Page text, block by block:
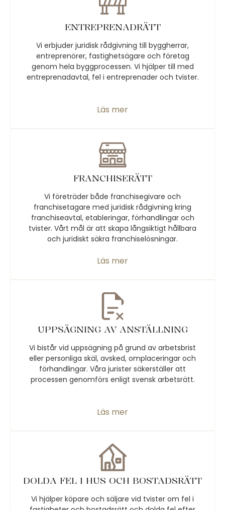
ENTREPRENADRÄTT
Vi erbjuder juridisk rådgivning till byggherrar,
entreprenörer, fastighetsägare och företag
genom hela byggprocessen. Vi hjälper till med
entreprenadavtal, fel i entreprenader och tvister.
Läs mer
FRANCHISERÄTT
Vi företräder både franchisegivare och
franchisetagare med juridisk rådgivning kring
franchiseavtal, etableringar, förhandlingar och
tvister. Vårt mål är att skapa långsiktigt hållbara
och juridiskt säkra franchiselösningar.
Läs mer
UPPSÄGNING AV ANSTÄLLNING
Vi bistår vid uppsägning på grund av arbetsbrist
eller personliga skäl, avsked, omplaceringar och
förhandlingar. Våra jurister säkerställer att
processen genomförs enligt svensk arbetsrätt.
Läs mer
DOLDA FEL I HUS OCH BOSTADSRÄTT
Vi hjälper köpare och säljare vid tvister om fel i